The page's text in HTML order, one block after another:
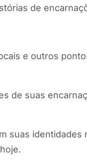
de
e outros
de suas
suas identidades